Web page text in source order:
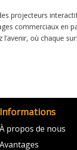
projecteurs
commerciaux en
où chaque
Informations
À propos de nous
Avantages